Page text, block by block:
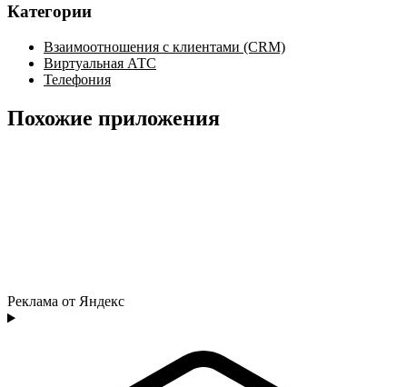
Категории
Взаимоотношения с клиентами (CRM)
Виртуальная АТС
Телефония
Похожие приложения
Реклама от Яндекс